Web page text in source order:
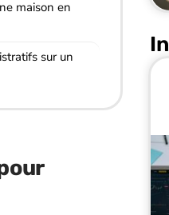
maison en
sur un